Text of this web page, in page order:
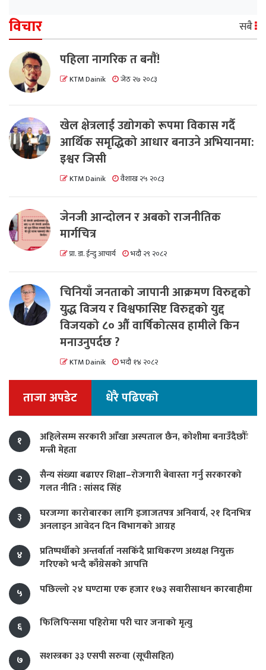
विचार सबै
पहिला नागरिक त बनाैं!
KTM Dainik जेठ २७ २०८३
खेल क्षेत्रलाई उद्योगको रूपमा विकास गर्दै
आर्थिक समृद्धिको आधार बनाउने अभियानमा:
इश्वर जिसी
KTM Dainik वैशाख २५ २०८३
जेनजी आन्दोलन र अबको राजनीतिक
मार्गचित्र
प्रा. डा. ईन्दु आचार्य भदौ २९ २०८२
चिनियाँ जनताको जापानी आक्रमण विरुद्दको
युद्ध विजय र विश्वफासिष्ट विरुद्दको युद्द
विजयको ८० औं वार्षिकोत्सव हामीले किन
मनाउनुपर्दछ ?
KTM Dainik भदौ १४ २०८२
ताजा अपडेट धेरै पढिएको
१
अहिलेसम्म सरकारी आँखा अस्पताल छैन, कोशीमा बनाउँदैछौँः
मन्त्री मेहता
२
सैन्य संख्या बढाएर शिक्षा–रोजगारी बेवास्ता गर्नु सरकारको
गलत नीति : सांसद सिंह
३
घरजग्गा कारोबारका लागि इजाजतपत्र अनिवार्य, २१ दिनभित्र
अनलाइन आवेदन दिन विभागको आग्रह
४
प्रतिष्पर्धीको अन्तर्वार्ता नसकिँदै प्राधिकरण अध्यक्ष नियुक्त
गरिएको भन्दै काँग्रेसको आपत्ति
५
पछिल्लो २४ घण्टामा एक हजार १७३ सवारीसाधन कारबाहीमा
६ फिलिपिन्समा पहिरोमा परी चार जनाको मृत्यु
७ सशस्त्रका ३३ एसपी सरुवा (सूचीसहित)